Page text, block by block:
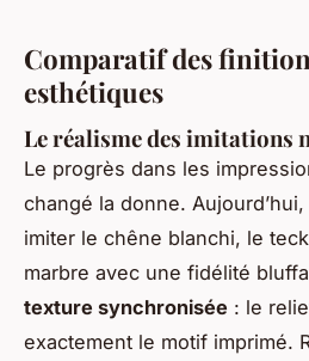
Comparatif des
esthétiques
Le réalisme des imitations
Le progrès dans les
changé la donne.
imiter le chêne blanchi, le
marbre avec une fidélité
texture synchronisée : le
exactement le motif imprimé.